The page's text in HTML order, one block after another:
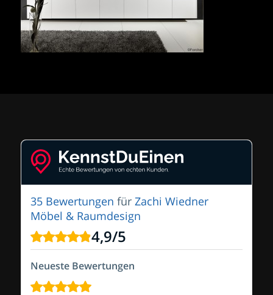
35 Bewertungen für Zachi Wiedner
Möbel & Raumdesign
4,9/5
Neueste Bewertungen